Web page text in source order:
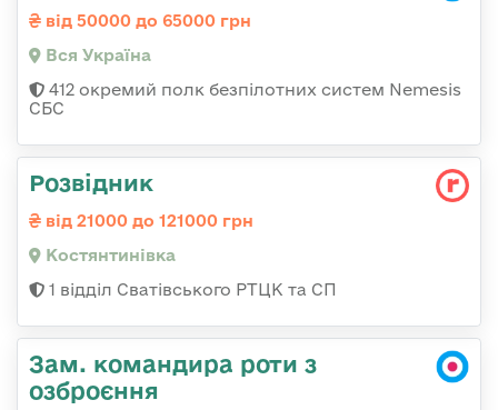
від 50000 до 65000 грн
Вся Україна
412 окремий полк безпілотних систем Nemesis
СБС
Розвідник
від 21000 до 121000 грн
Костянтинівка
1 відділ Сватівського РТЦК та СП
Зам. командира роти з
озброєння